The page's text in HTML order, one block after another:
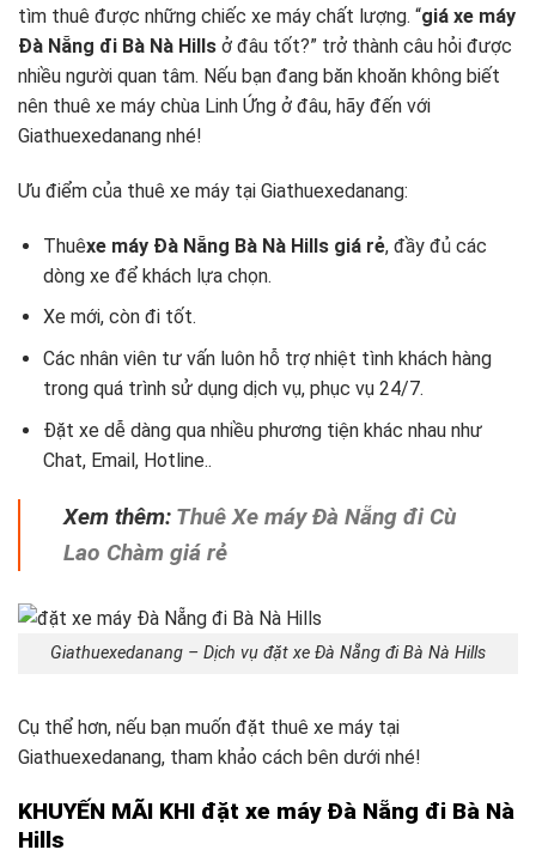
tìm thuê được những chiếc xe máy chất lượng. “giá xe máy
Đà Nẵng đi Bà Nà Hills ở đâu tốt?” trở thành câu hỏi được
nhiều người quan tâm. Nếu bạn đang băn khoăn không biết
nên thuê xe máy chùa Linh Ứng ở đâu, hãy đến với
Giathuexedanang nhé!
Ưu điểm của thuê xe máy tại Giathuexedanang:
Thuêxe máy Đà Nẵng Bà Nà Hills giá rẻ, đầy đủ các
dòng xe để khách lựa chọn.
Xe mới, còn đi tốt.
Các nhân viên tư vấn luôn hỗ trợ nhiệt tình khách hàng
trong quá trình sử dụng dịch vụ, phục vụ 24/7.
Đặt xe dễ dàng qua nhiều phương tiện khác nhau như
Chat, Email, Hotline..
Xem thêm: Thuê Xe máy Đà Nẵng đi Cù
Lao Chàm giá rẻ
Giathuexedanang – Dịch vụ đặt xe Đà Nẵng đi Bà Nà Hills
Cụ thể hơn, nếu bạn muốn đặt thuê xe máy tại
Giathuexedanang, tham khảo cách bên dưới nhé!
KHUYẾN MÃI KHI đặt xe máy Đà Nẵng đi Bà Nà
Hills